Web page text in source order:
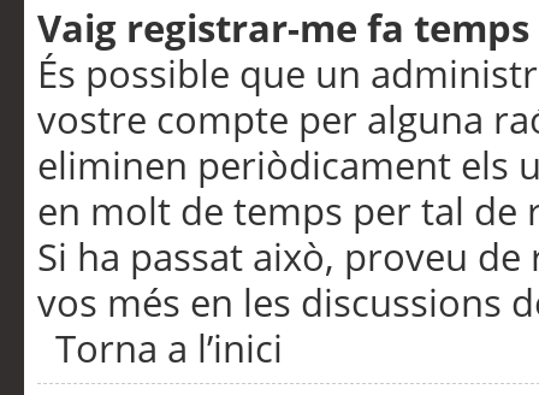
Vaig registrar-me fa
És possible que un
vostre compte per alguna
eliminen periòdicament els
en molt de temps per tal de
Si ha passat això, proveu
vos més en les discussions
Torna a l’inici